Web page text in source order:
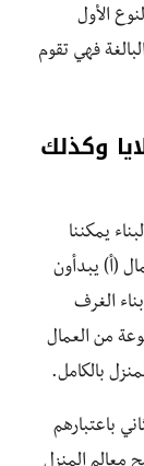
الأول
فهي تقوم
وكذلك
يمكننا
(أ) يبدأون
الغرف
من العمال
بالكامل.
باعتبارهم